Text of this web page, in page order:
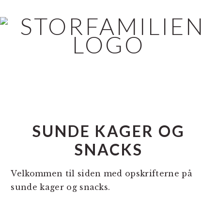
til
indhold
direkte
direkte
SUNDE KAGER OG
SNACKS
Velkommen til siden med opskrifterne på
sunde kager og snacks.